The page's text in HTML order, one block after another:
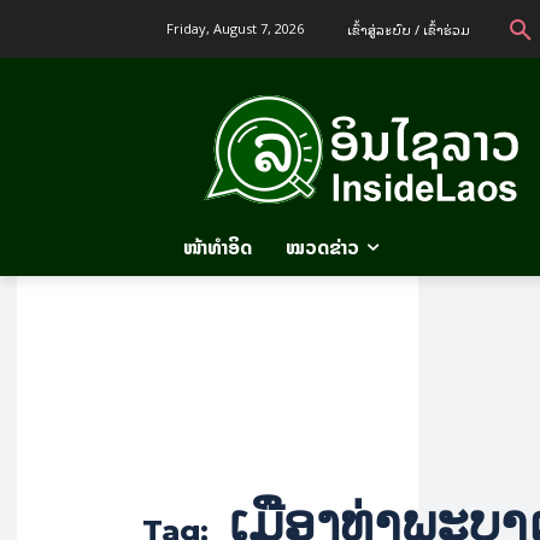
Friday, August 7, 2026 ເຂົ້າ​ສູ່​ລະ​ບົບ / ເຂົ້າ​ຮ່ວມ
ໜ້າທຳອິດ ໝວດຂ່າວ
Tag: ເມືອງທ່າພະບ